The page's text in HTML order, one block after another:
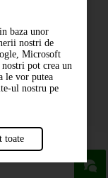
baza unor
nostri de
Microsoft
pot crea un
le vor putea
ul nostru pe
toate